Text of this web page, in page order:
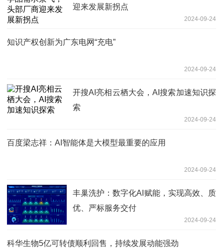
迎来发展新拐点
2024-09-24
知识产权创新为广东电网“充电”
2024-09-24
开搜AI亮相云栖大会，AI搜索加速知识探
索
2024-09-24
百度梁志祥：AI智能体是大模型最重要的应用
2024-09-24
丰巢洗护：数字化AI赋能，实现高效、质
优、严标服务交付
2024-09-24
科华生物5亿可转债顺利回售，持续发展动能强劲